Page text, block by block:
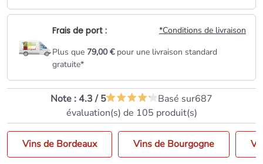
Frais de port :
*Conditions de livraison
Plus que 79,00 €pour une livraison standard
gratuite*
Note :4.3/5 Basé sur687
évaluation(s) de 105 produit(s)
Vins de Bordeaux Vins de Bourgogne